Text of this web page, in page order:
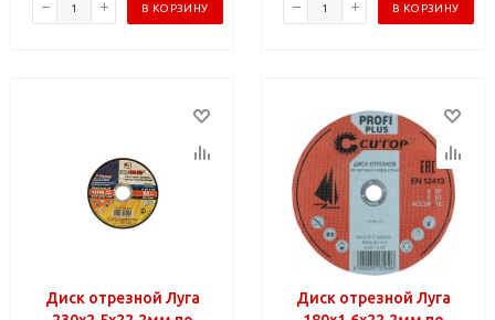
В КОРЗИНУ В КОРЗИНУ
Диск отрезной Луга
Диск отрезной Луга